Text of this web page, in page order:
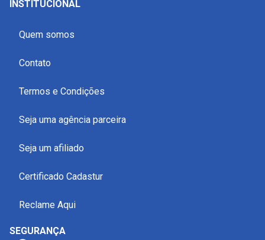
INSTITUCIONAL
Quem somos
Contato
Termos e Condições
Seja uma agência parceira
Seja um afiliado
Certificado Cadastur
Reclame Aqui
SEGURANÇA